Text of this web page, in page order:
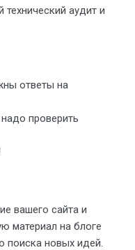
аудит и
ответы на
проверить
вашего сайта и
материал на блоге
поиска новых идей.